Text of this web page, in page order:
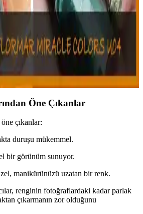
Oje Karşılaştırması: Renk,
Özellikleri
renk, formül ve kullanım özellikleriyle
fiyatlı ve çeşitli seçenekler ile her tarz
bulunur.
Öne Çıkanlar
çıkanlar:
duruşu mükemmel.
bir görünüm sunuyor.
manikürünüzü uzatan bir renk.
renginin fotoğraflardaki kadar parlak
çıkarmanın zor olduğunu